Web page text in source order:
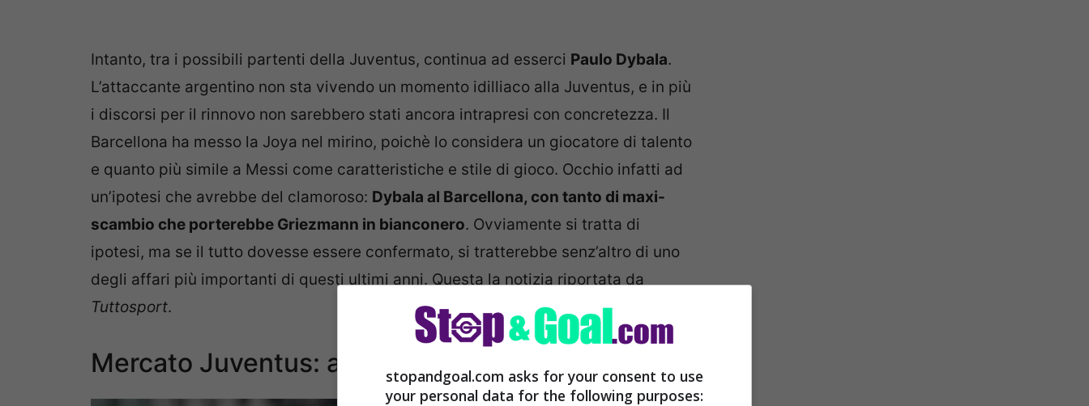
Intanto, tra i possibili partenti della Juventus, continua ad esserci Paulo Dybala.
L’attaccante argentino non sta vivendo un momento idilliaco alla Juventus, e in più
i discorsi per il rinnovo non sarebbero stati ancora intrapresi con concretezza. Il
Barcellona ha messo la Joya nel mirino, poichè lo considera un giocatore di talento
e quanto più simile a Messi come caratteristiche e stile di gioco. Occhio infatti ad
un’ipotesi che avrebbe del clamoroso: Dybala al Barcellona, con tanto di maxi-
scambio che porterebbe Griezmann in bianconero. Ovviamente si tratta di
ipotesi, ma se il tutto dovesse essere confermato, si tratterebbe senz’altro di uno
degli affari più importanti di questi ultimi anni. Questa la notizia riportata da
Tuttosport.
Mercato Juventus: asse caldo con il Barcellona
stopandgoal.com asks for your consent to use
your personal data for the following purposes: